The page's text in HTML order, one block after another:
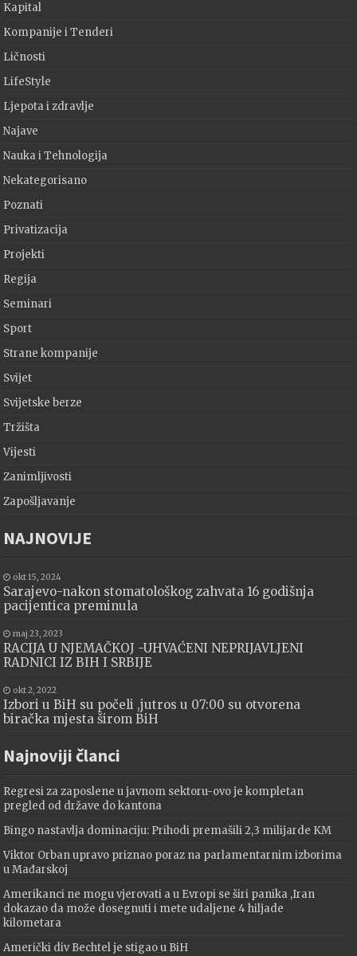
Kapital
Kompanije i Tenderi
Ličnosti
LifeStyle
Ljepota i zdravlje
Najave
Nauka i Tehnologija
Nekategorisano
Poznati
Privatizacija
Projekti
Regija
Seminari
Sport
Strane kompanije
Svijet
Svijetske berze
Tržišta
Vijesti
Zanimljivosti
Zapošljavanje
NAJNOVIJE
okt 15, 2024
Sarajevo-nakon stomatološkog zahvata 16 godišnja
pacijentica preminula
maj 23, 2023
RACIJA U NJEMAČKOJ -UHVAĆENI NEPRIJAVLJENI
RADNICI IZ BIH I SRBIJE
okt 2, 2022
Izbori u BiH su počeli ,jutros u 07:00 su otvorena
biračka mjesta širom BiH
Najnoviji članci
Regresi za zaposlene u javnom sektoru-ovo je kompletan
pregled od države do kantona
Bingo nastavlja dominaciju: Prihodi premašili 2,3 milijarde KM
Viktor Orban upravo priznao poraz na parlamentarnim izborima
u Mađarskoj
Amerikanci ne mogu vjerovati a u Evropi se širi panika ,Iran
dokazao da može dosegnuti i mete udaljene 4 hiljade
kilometara
Američki div Bechtel je stigao u BiH